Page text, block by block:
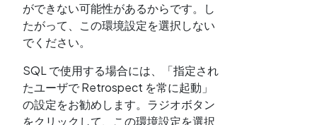
ができない可能性があるからです。し
たがって、この環境設定を選択しない
でください。
SQL で使用する場合には、「指定され
たユーザで Retrospect を常に起動」
の設定をお勧めします。ラジオボタン
をクリックして、この環境設定を選択